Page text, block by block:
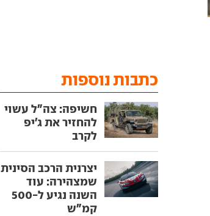
כתבות נוספות
חשיפה: צה"ל עשוי
להחזיר את ג'יפ
לקרב
יצרנית הרכב הסינית
שמצהירה: עוד
השנה נגיע ל-500
קמ"ש